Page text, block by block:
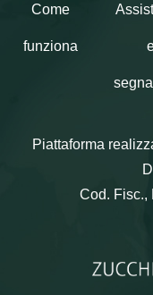
Come
funziona
Piattaforma
Cod. Fisc.,